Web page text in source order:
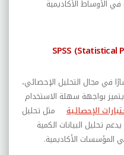
الأوساط الأكاديمية
SPSS (Statistical
في مجال التحليل الإحصائي،
بواجهة سهلة الاستخدام
الإحصائية
مثل تحليل
تحليل البيانات الكمية
الأكاديمية.